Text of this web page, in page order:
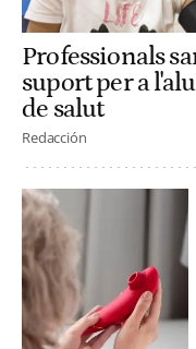
Professionals
suport per a
de salut
Redacción